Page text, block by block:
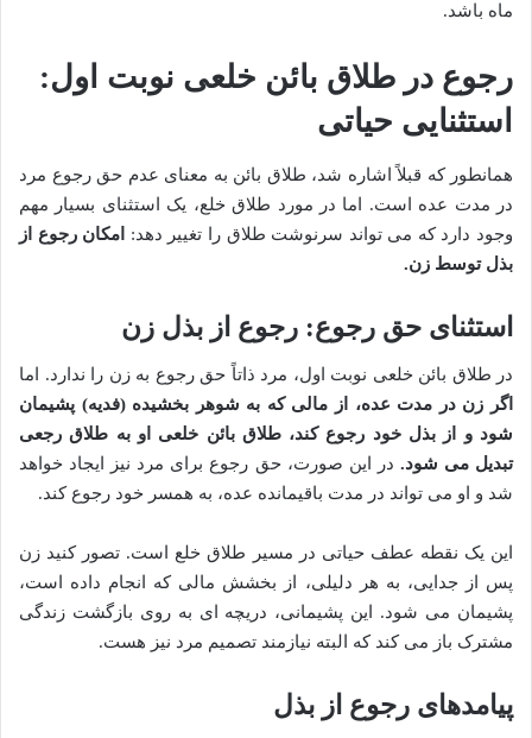
ماه باشد.
رجوع در طلاق بائن خلعی نوبت اول:
استثنایی حیاتی
همانطور که قبلاً اشاره شد، طلاق بائن به معنای عدم حق رجوع مرد
در مدت عده است. اما در مورد طلاق خلع، یک استثنای بسیار مهم
وجود دارد که می تواند سرنوشت طلاق را تغییر دهد:
امکان رجوع از
بذل توسط زن.
استثنای حق رجوع: رجوع از بذل زن
در طلاق بائن خلعی نوبت اول، مرد ذاتاً حق رجوع به زن را ندارد. اما
اگر زن در مدت عده، از مالی که به شوهر بخشیده (فدیه) پشیمان
شود و از بذل خود رجوع کند، طلاق بائن خلعی او به طلاق رجعی
تبدیل می شود. در این صورت، حق رجوع برای مرد نیز ایجاد خواهد
شد و او می تواند در مدت باقیمانده عده، به همسر خود رجوع کند.
این یک نقطه عطف حیاتی در مسیر طلاق خلع است. تصور کنید زن
پس از جدایی، به هر دلیلی، از بخشش مالی که انجام داده است،
پشیمان می شود. این پشیمانی، دریچه ای به روی بازگشت زندگی
مشترک باز می کند که البته نیازمند تصمیم مرد نیز هست.
پیامدهای رجوع از بذل